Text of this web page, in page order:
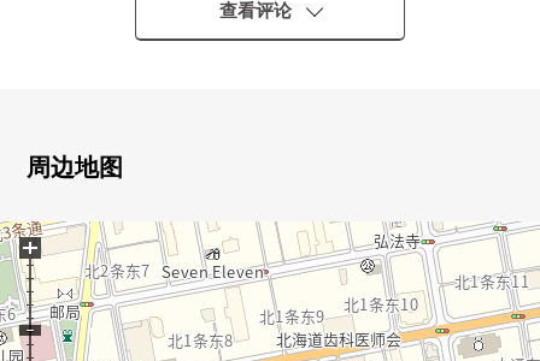
○有全部人家份的停车场
○有TV监视器的防盗门
▼房间的特徴
○从最上階(14楼)的南侧阳台看豊平川
○光照在朝南的客厅良好
○在全居室有收纳，丰富的存储空间
查看评论
周边地图
+